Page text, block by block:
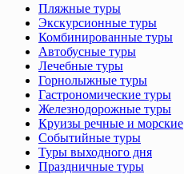
Пляжные туры
Экскурсионные туры
Комбинированные туры
Автобусные туры
Лечебные туры
Горнолыжные туры
Гастрономические туры
Железнодорожные туры
Круизы речные и морские
Событийные туры
Туры выходного дня
Праздничные туры